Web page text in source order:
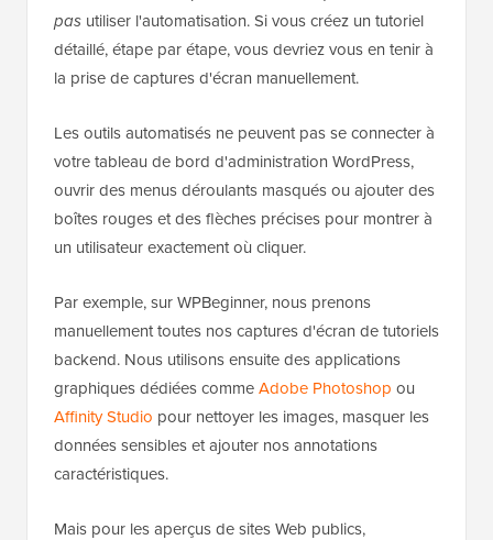
pas utiliser l'automatisation. Si vous créez un tutoriel
détaillé, étape par étape, vous devriez vous en tenir à
la prise de captures d'écran manuellement.
Les outils automatisés ne peuvent pas se connecter à
votre tableau de bord d'administration WordPress,
ouvrir des menus déroulants masqués ou ajouter des
boîtes rouges et des flèches précises pour montrer à
un utilisateur exactement où cliquer.
Par exemple, sur WPBeginner, nous prenons
manuellement toutes nos captures d'écran de tutoriels
backend. Nous utilisons ensuite des applications
graphiques dédiées commeAdobe Photoshop ou
Affinity Studio pour nettoyer les images, masquer les
données sensibles et ajouter nos annotations
caractéristiques.
Mais pour les aperçus de sites Web publics,